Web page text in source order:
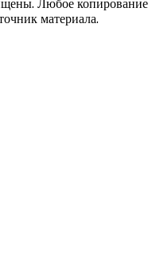
Любое копирование
материала.